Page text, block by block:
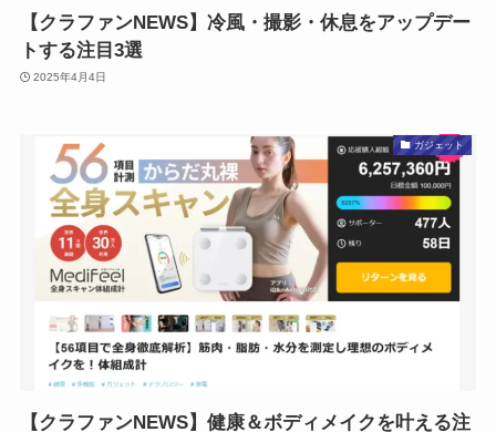
【クラファンNEWS】冷風・撮影・休息をアップデー
トする注目3選
2025年4月4日
ガジェット
【クラファンNEWS】健康＆ボディメイクを叶える注